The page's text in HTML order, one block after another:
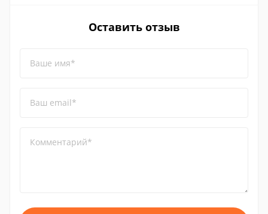
Оставить отзыв
Ваше имя*
Ваш email*
Комментарий*